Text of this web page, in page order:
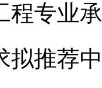
程专业
拟推荐